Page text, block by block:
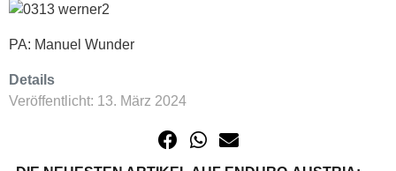
PA: Manuel Wunder
Details
Veröffentlicht: 13. März 2024